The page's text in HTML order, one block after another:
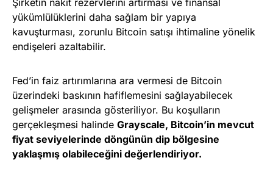
Şirketin nakit rezervlerini artırması ve finansal
yükümlülüklerini daha sağlam bir yapıya
kavuşturması, zorunlu Bitcoin satışı ihtimaline yönelik
endişeleri azaltabilir.
Fed’in faiz artırımlarına ara vermesi de Bitcoin
üzerindeki baskının hafiflemesini sağlayabilecek
gelişmeler arasında gösteriliyor. Bu koşulların
gerçekleşmesi halinde Grayscale, Bitcoin’in mevcut
fiyat seviyelerinde döngünün dip bölgesine
yaklaşmış olabileceğini değerlendiriyor.